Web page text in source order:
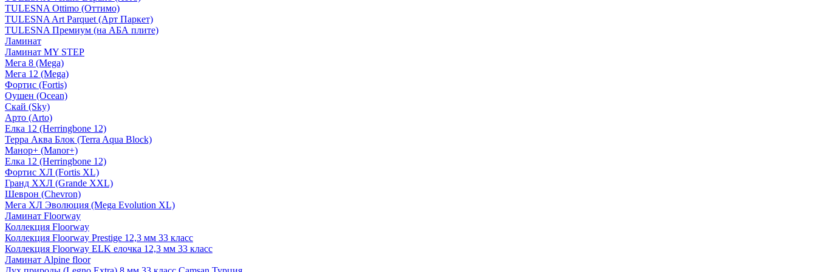
TULESNA Ottimo (Оттимо)
TULESNA Art Parquet (Арт Паркет)
TULESNA Премиум (на АБА плите)
Ламинат
Ламинат MY STEP
Мега 8 (Mega)
Мега 12 (Mega)
Фортис (Fortis)
Оушен (Ocean)
Скай (Sky)
Арто (Arto)
Елка 12 (Herringbone 12)
Терра Аква Блок (Terra Aqua Block)
Манор+ (Manor+)
Елка 12 (Herringbone 12)
Фортис ХЛ (Fortis XL)
Гранд ХХЛ (Grande XXL)
Шеврон (Chevron)
Мега ХЛ Эволюция (Mega Evolution XL)
Ламинат Floorway
Коллекция Floorway
Коллекция Floorway Prestige 12,3 мм 33 класс
Коллекция Floorway ELK елочка 12,3 мм 33 класс
Ламинат Alpine floor